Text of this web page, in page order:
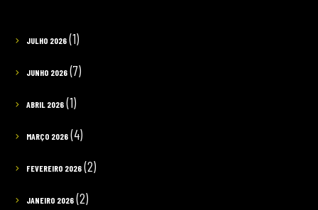
JULHO 2026(1)
JUNHO 2026(7)
ABRIL 2026(1)
MARÇO 2026(4)
FEVEREIRO 2026(2)
JANEIRO 2026(2)